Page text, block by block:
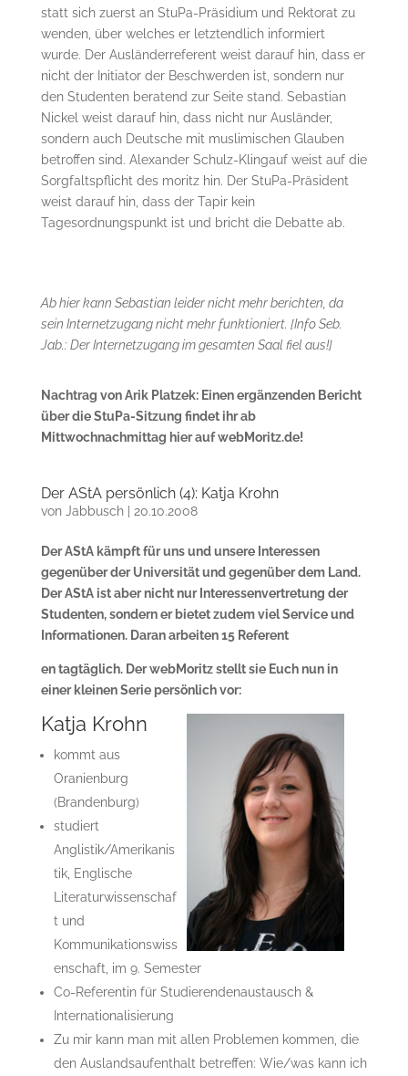
statt sich zuerst an StuPa-Präsidium und Rektorat zu
wenden, über welches er letztendlich informiert
wurde. Der Ausländerreferent weist darauf hin, dass er
nicht der Initiator der Beschwerden ist, sondern nur
den Studenten beratend zur Seite stand. Sebastian
Nickel weist darauf hin, dass nicht nur Ausländer,
sondern auch Deutsche mit muslimischen Glauben
betroffen sind. Alexander Schulz-Klingauf weist auf die
Sorgfaltspflicht des moritz hin. Der StuPa-Präsident
weist darauf hin, dass der Tapir kein
Tagesordnungspunkt ist und bricht die Debatte ab.
Ab hier kann Sebastian leider nicht mehr berichten, da
sein Internetzugang nicht mehr funktioniert. [Info Seb.
Jab.: Der Internetzugang im gesamten Saal fiel aus!]
Nachtrag von Arik Platzek: Einen ergänzenden Bericht
über die StuPa-Sitzung findet ihr ab
Mittwochnachmittag hier auf webMoritz.de!
Der AStA persönlich (4): Katja Krohn
von Jabbusch| 20.10.2008
Der AStA kämpft für uns und unsere Interessen
gegenüber der Universität und gegenüber dem Land.
Der AStA ist aber nicht nur Interessenvertretung der
Studenten, sondern er bietet zudem viel Service und
Informationen. Daran arbeiten 15 Referent
en tagtäglich.Der webMoritz stellt sie Euch nun in
einer kleinen Serie persönlich vor:
Katja Krohn
kommt aus
Oranienburg
(Brandenburg)
studiert
Anglistik/Amerikanis
tik, Englische
Literaturwissenschaf
t und
Kommunikationswiss
enschaft, im 9. Semester
Co-Referentin für Studierendenaustausch &
Internationalisierung
Zu mir kann man mit allen Problemen kommen, die
den Auslandsaufenthalt betreffen: Wie/was kann ich